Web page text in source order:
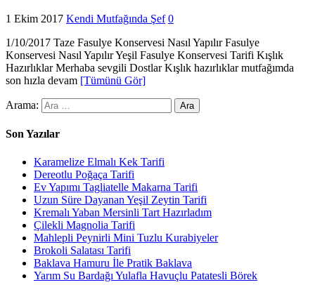
1 Ekim 2017 Kendi Mutfağında Şef 0
1/10/2017 Taze Fasulye Konservesi Nasıl Yapılır Fasulye
Konservesi Nasıl Yapılır Yeşil Fasulye Konservesi Tarifi Kışlık
Hazırlıklar Merhaba sevgili Dostlar Kışlık hazırlıklar mutfağımda
son hızla devam [Tümünü Gör]
Arama:
Son Yazılar
Karamelize Elmalı Kek Tarifi
Dereotlu Poğaça Tarifi
Ev Yapımı Tagliatelle Makarna Tarifi
Uzun Süre Dayanan Yeşil Zeytin Tarifi
Kremalı Yaban Mersinli Tart Hazırladım
Çilekli Magnolia Tarifi
Mahlepli Peynirli Mini Tuzlu Kurabiyeler
Brokoli Salatası Tarifi
Baklava Hamuru İle Pratik Baklava
Yarım Su Bardağı Yulafla Havuçlu Patatesli Börek